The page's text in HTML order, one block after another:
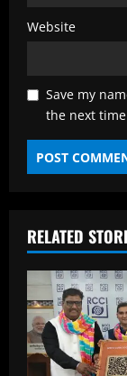
Website
Save my
the next
RELATED